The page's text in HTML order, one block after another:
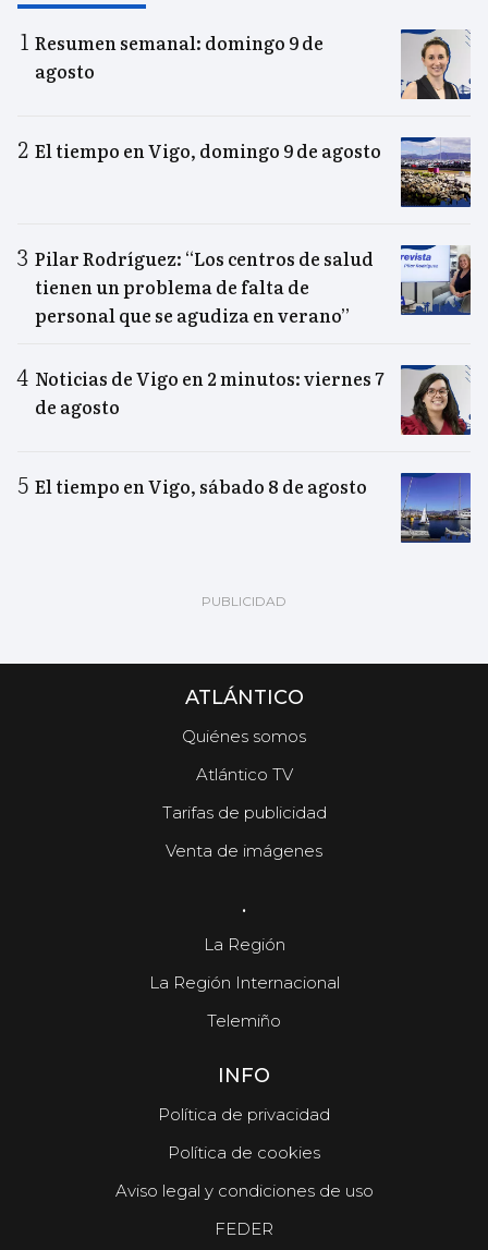
Resumen semanal: domingo 9 de
agosto
El tiempo en Vigo, domingo 9 de agosto
Pilar Rodríguez: “Los centros de salud
tienen un problema de falta de
personal que se agudiza en verano”
Noticias de Vigo en 2 minutos: viernes 7
de agosto
El tiempo en Vigo, sábado 8 de agosto
ATLÁNTICO
Quiénes somos
Atlántico TV
Tarifas de publicidad
Venta de imágenes
.
La Región
La Región Internacional
Telemiño
INFO
Política de privacidad
Política de cookies
Aviso legal y condiciones de uso
FEDER